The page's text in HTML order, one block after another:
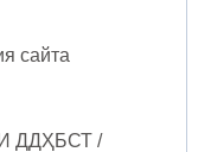
сайта
ДДҲБСТ /